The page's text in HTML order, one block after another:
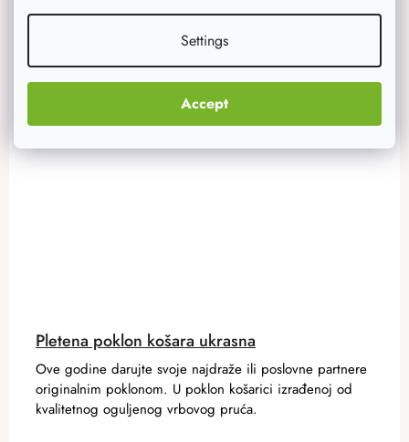
Settings
Accept
Akcija –20 %
Pletena poklon košara ukrasna
Ove godine darujte svoje najdraže ili poslovne partnere
originalnim poklonom. U poklon košarici izrađenoj od
kvalitetnog oguljenog vrbovog pruća.